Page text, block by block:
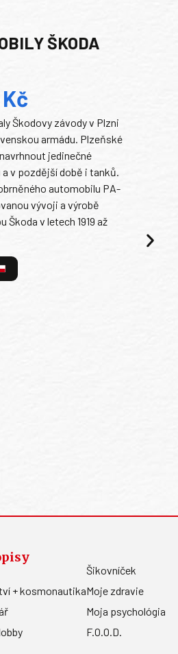
ŠKODA
Škodovy závody v Plzni
armádu. Plzeňské
jedinečné
v pozdější době i tanků.
automobilu PA-
vývoji a výrobě
v letech 1919 až
+ kosmonautika
Šikovníček
Moje zdravie
Moja psychológia
F.O.O.D.